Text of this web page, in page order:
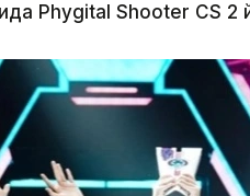
Phygital Shooter CS